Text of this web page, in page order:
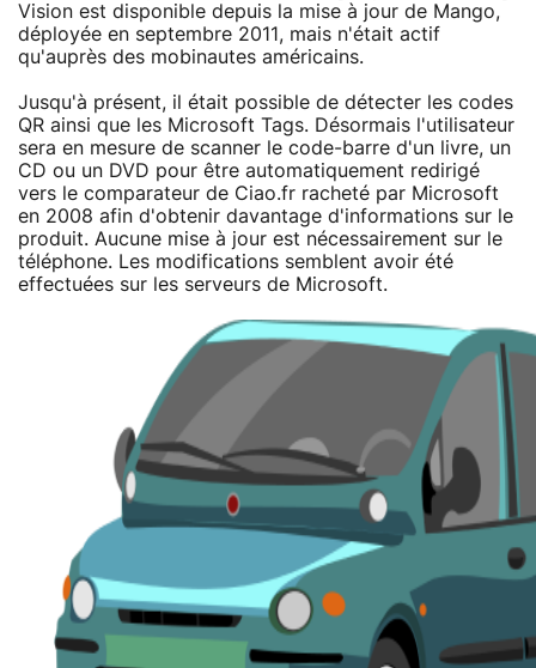
Vision est disponible depuis la mise à jour de Mango,
déployée en septembre 2011, mais n'était actif
qu'auprès des mobinautes américains.
Jusqu'à présent, il était possible de détecter les codes
QR ainsi que les Microsoft Tags. Désormais l'utilisateur
sera en mesure de scanner le code-barre d'un livre, un
CD ou un DVD pour être automatiquement redirigé
vers le comparateur de Ciao.fr racheté par Microsoft
en 2008 afin d'obtenir davantage d'informations sur le
produit. Aucune mise à jour est nécessairement sur le
téléphone. Les modifications semblent avoir été
effectuées sur les serveurs de Microsoft.